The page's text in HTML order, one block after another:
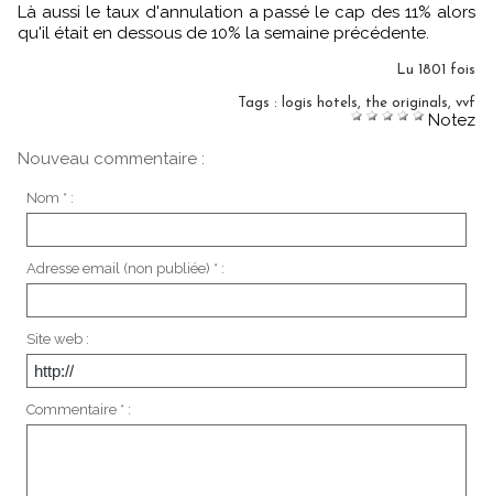
Là aussi le taux d'annulation a passé le cap des 11% alors
qu'il était en dessous de 10% la semaine précédente.
Lu 1801 fois
Tags : logis hotels, the originals, vvf
Notez
Nouveau commentaire :
Nom * :
Adresse email (non publiée) * :
Site web :
Commentaire * :